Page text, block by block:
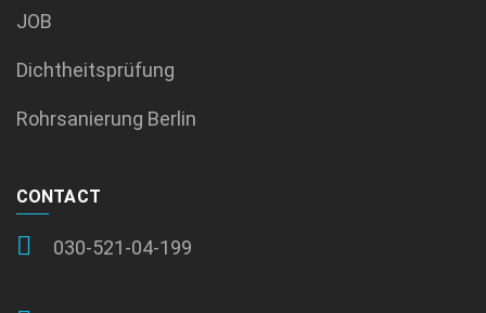
JOB
Dichtheitsprüfung
Rohrsanierung Berlin
CONTACT
030-521-04-199